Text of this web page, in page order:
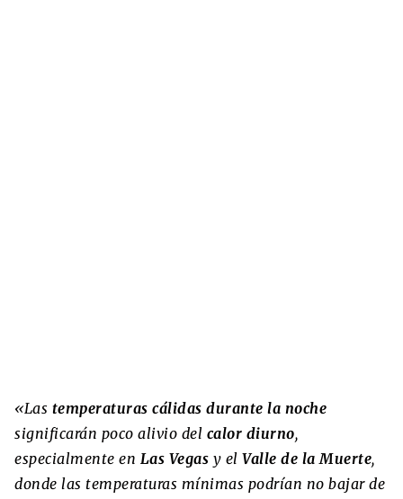
«Las temperaturas cálidas durante la noche
significarán poco alivio del calor diurno,
especialmente en Las Vegas y el Valle de la Muerte,
donde las temperaturas mínimas podrían no bajar de